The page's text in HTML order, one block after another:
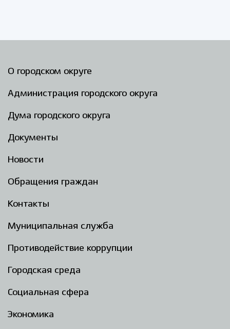
О городском округе
Администрация городского округа
Дума городского округа
Документы
Новости
Обращения граждан
Контакты
Муниципальная служба
Противодействие коррупции
Городская среда
Социальная сфера
Экономика